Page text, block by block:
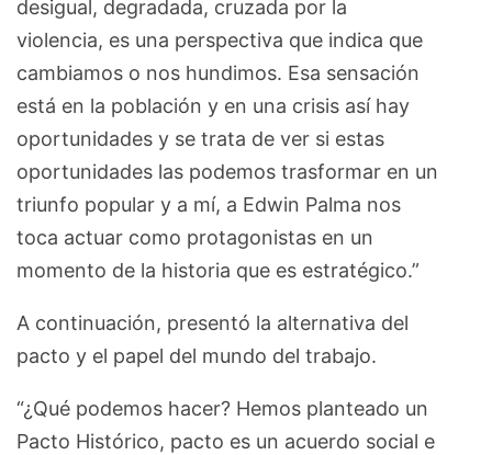
desigual, degradada, cruzada por la
violencia, es una perspectiva que indica que
cambiamos o nos hundimos. Esa sensación
está en la población y en una crisis así hay
oportunidades y se trata de ver si estas
oportunidades las podemos trasformar en un
triunfo popular y a mí, a Edwin Palma nos
toca actuar como protagonistas en un
momento de la historia que es estratégico.”
A continuación, presentó la alternativa del
pacto y el papel del mundo del trabajo.
“¿Qué podemos hacer? Hemos planteado un
Pacto Histórico, pacto es un acuerdo social e